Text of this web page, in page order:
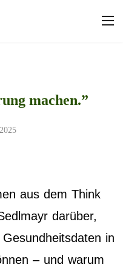
machen.”
aus dem Think
darüber,
in
– und warum